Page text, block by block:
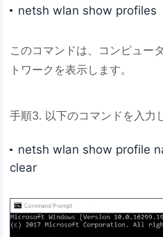
netsh wlan show profiles
このコマンドは、コンピュー
トワークを表示します。
手順3. 以下のコマンドを入力
netsh wlan show profile
clear